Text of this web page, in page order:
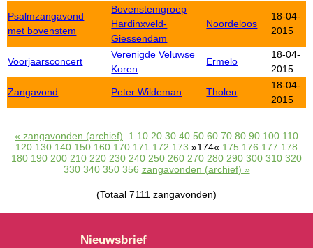
Psalmzangavond
met bovenstem
Bovenstemgroep
Hardinxveld-
Giessendam
Noordeloos
18-04-
2015
Voorjaarsconcert
Verenigde Veluwse
Koren
Ermelo
18-04-
2015
Zangavond Peter Wildeman Tholen
18-04-
2015
« zangavonden (archief) 1 10 20 30 40 50 60 70 80 90 100 110
120 130 140 150 160 170 171 172 173 »174« 175 176 177 178
180 190 200 210 220 230 240 250 260 270 280 290 300 310 320
330 340 350 356 zangavonden (archief) »
(Totaal 7111 zangavonden)
Nieuwsbrief